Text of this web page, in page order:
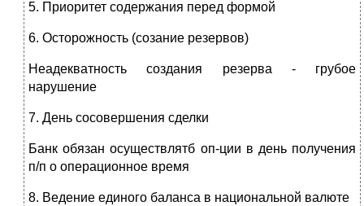
5. Приоритет содержания перед формой
6. Осторожность (созание резервов)
Неадекватность создания резерва - грубое
нарушение
7. День сосовершения сделки
Банк обязан осуществлятб оп-ции в день получения
п/п о операционное время
8. Ведение единого баланса в национальной валюте